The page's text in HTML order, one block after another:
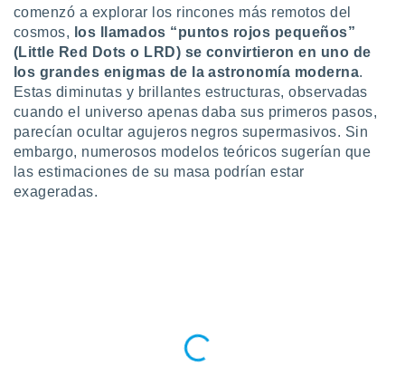
y
en
más
nuestra
y
de
comenzó a explorar los rincones más remotos del
cosmos, los llamados “puntos rojos pequeños”
(Little Red Dots o LRD) se convirtieron en uno de
los grandes enigmas de la astronomía moderna.
Estas diminutas y brillantes estructuras, observadas
cuando el universo apenas daba sus primeros pasos,
parecían ocultar agujeros negros supermasivos. Sin
embargo, numerosos modelos teóricos sugerían que
las estimaciones de su masa podrían estar
exageradas.